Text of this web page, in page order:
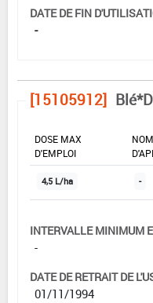
DATE DE FIN
-
[15105912]
DOSE MAX
D'EMPLOI
4,5 L/ha -
INTERVALLE MINIMUM
-
DATE DE RETRAIT DE
01/11/1994